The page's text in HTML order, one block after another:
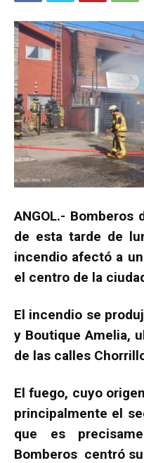
ANGOL.- Bomberos
de esta tarde de
incendio afectó a
el centro de la
El incendio se
y Boutique Amelia,
de las calles
El fuego, cuyo
principalmente el
que es
Bomberos centró